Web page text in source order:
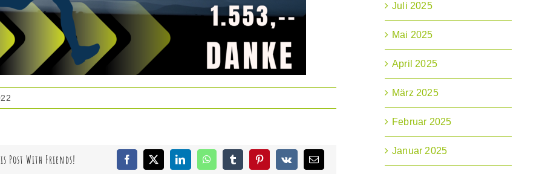
Post With Friends! Facebook
X LinkedInWhatsAppTumblrPinterest
Vk
E-
Juli 2025
Mai 2025
April 2025
März 2025
Februar 2025
Januar 2025